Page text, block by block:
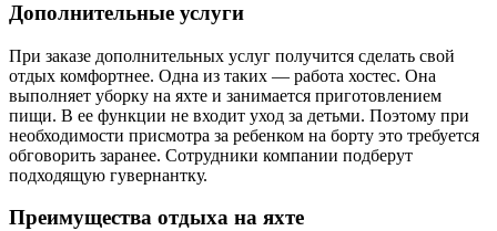
Дополнительные услуги
При заказе дополнительных услуг получится сделать свой
отдых комфортнее. Одна из таких — работа хостес. Она
выполняет уборку на яхте и занимается приготовлением
пищи. В ее функции не входит уход за детьми. Поэтому при
необходимости присмотра за ребенком на борту это требуется
обговорить заранее. Сотрудники компании подберут
подходящую гувернантку.
Преимущества отдыха на яхте